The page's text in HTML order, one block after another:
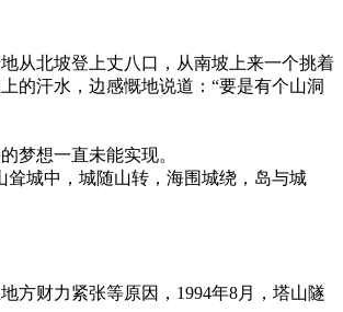
从北坡登上丈八口，从南坡上来一个挑着
的汗水，边感慨地说道：“要是有个山洞
梦想一直未能实现。
城中，城随山转，海围城绕，岛与城
方财力紧张等原因，1994年8月，塔山隧